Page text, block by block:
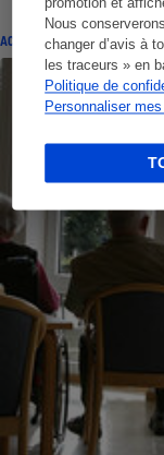
Nous
changer d’avis à
les traceurs » en
Politique de
Personnaliser
ACTUALITÉ